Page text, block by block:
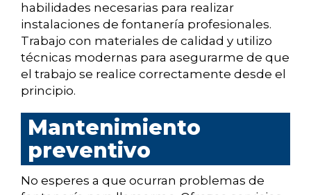
habilidades necesarias para realizar
instalaciones de fontanería profesionales.
Trabajo con materiales de calidad y utilizo
técnicas modernas para asegurarme de que
el trabajo se realice correctamente desde el
principio.
Mantenimiento
preventivo
No esperes a que ocurran problemas de